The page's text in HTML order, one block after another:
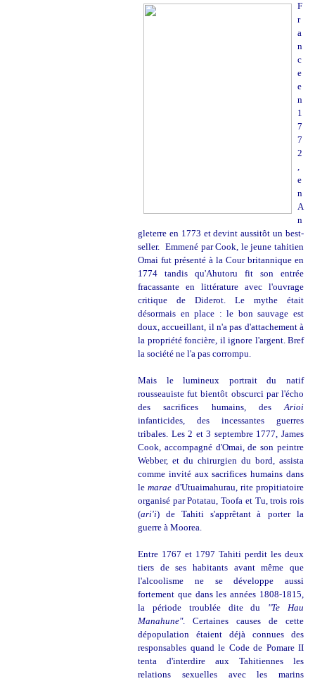
F
r
a
n
c
e
e
n
1
7
7
2
,
e
n
A
n
gleterre en 1773 et devint aussitôt un best-
seller. Emmené par Cook, le jeune tahitien
Omai fut présenté à la Cour britannique en
1774 tandis qu'Ahutoru fit son entrée
fracassante en littérature avec l'ouvrage
critique de Diderot. Le mythe était
désormais en place : le bon sauvage est
doux, accueillant, il n'a pas d'attachement à
la propriété foncière, il ignore l'argent. Bref
la société ne l'a pas corrompu.
Mais le lumineux portrait du natif
rousseauiste fut bientôt obscurci par l'écho
des sacrifices humains, desArioi
infanticides, des incessantes guerres
tribales. Les 2 et 3 septembre 1777, James
Cook, accompagné d'Omai, de son peintre
Webber, et du chirurgien du bord, assista
comme invité aux sacrifices humains dans
lemarae d'Utuaimahurau, rite propitiatoire
organisé par Potatau, Toofa et Tu, trois rois
(ari'i) de Tahiti s'apprêtant à
porter la
guerre à Moorea.
Entre 1767 et 1797 Tahiti perdit les deux
tiers de ses habitants avant même que
l'alcoolisme ne se développe aussi
fortement que dans les années 1808-1815,
la période troublée dite du "Te Hau
Manahune". Certaines causes de cette
dépopulation étaient déjà connues des
responsables quand le Code de Pomare II
tenta d'interdire aux Tahitiennes les
relations sexuelles avec les marins